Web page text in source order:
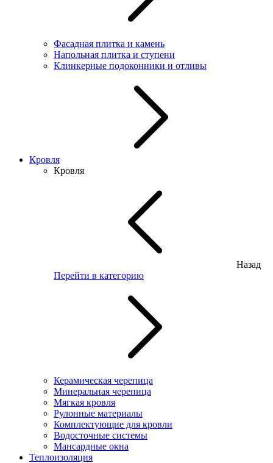
Фасадная плитка и камень
Напольная плитка и ступени
Клинкерные подоконники и отливы
Кровля
Кровля
Назад
Перейти в категорию
Керамическая черепица
Минеральная черепица
Мягкая кровля
Рулонные материалы
Комплектующие для кровли
Водосточные системы
Мансардные окна
Теплоизоляция